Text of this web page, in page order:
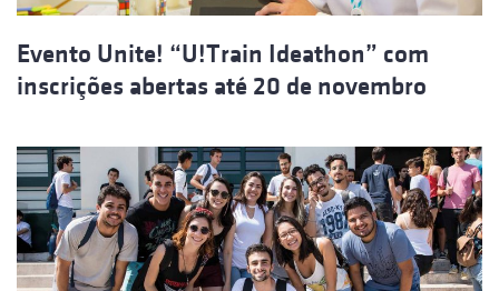
Evento Unite! “U!Train Ideathon” com
inscrições abertas até 20 de novembro